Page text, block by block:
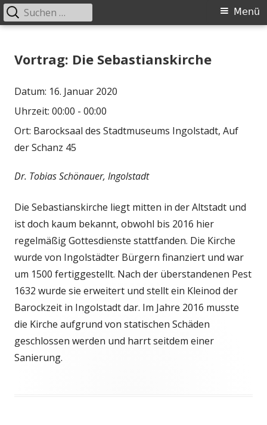
zum
Primäres
Menü
Suchen
nach:
Vortrag: Die Sebastianskirche
Datum: 16. Januar 2020
Uhrzeit: 00:00 - 00:00
Ort: Barocksaal des Stadtmuseums Ingolstadt, Auf
der Schanz 45
Dr. Tobias Schönauer, Ingolstadt
Die Sebastianskirche liegt mitten in der Altstadt und
ist doch kaum bekannt, obwohl bis 2016 hier
regelmäßig Gottesdienste stattfanden. Die Kirche
wurde von Ingolstädter Bürgern finanziert und war
um 1500 fertiggestellt. Nach der überstandenen Pest
1632 wurde sie erweitert und stellt ein Kleinod der
Barockzeit in Ingolstadt dar. Im Jahre 2016 musste
die Kirche aufgrund von statischen Schäden
geschlossen werden und harrt seitdem einer
Sanierung.